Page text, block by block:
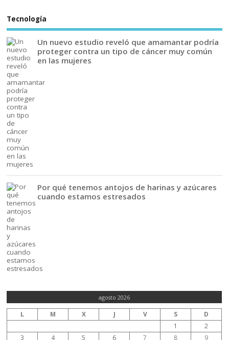
Tecnología
Un nuevo estudio reveló que amamantar podría
proteger contra un tipo de cáncer muy común
en las mujeres
Por qué tenemos antojos de harinas y azúcares
cuando estamos estresados
agosto 2026
L M X J V S
D
1
2
3
4 5 6 7 8 9